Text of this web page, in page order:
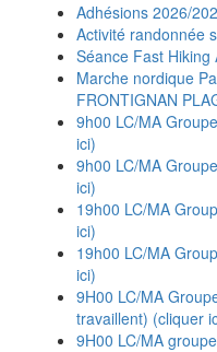
Adhésions 2026/
Activité randonnée
Séance Fast Hiking
Marche nordique
FRONTIGNAN
9h00 LC/MA
ici)
9h00 LC/MA
ici)
19h00 LC/MA
ici)
19h00 LC/MA
ici)
9H00 LC/MA
travaillent) (cliquer
9H00 LC/MA